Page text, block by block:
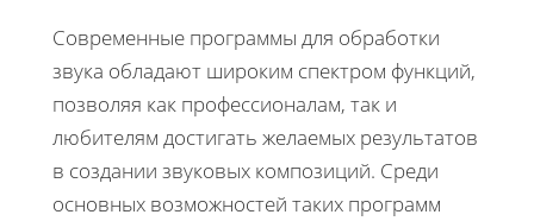
Современные программы для обработки
звука обладают широким спектром функций,
позволяя как профессионалам, так и
любителям достигать желаемых результатов
в создании звуковых композиций. Среди
основных возможностей таких программ